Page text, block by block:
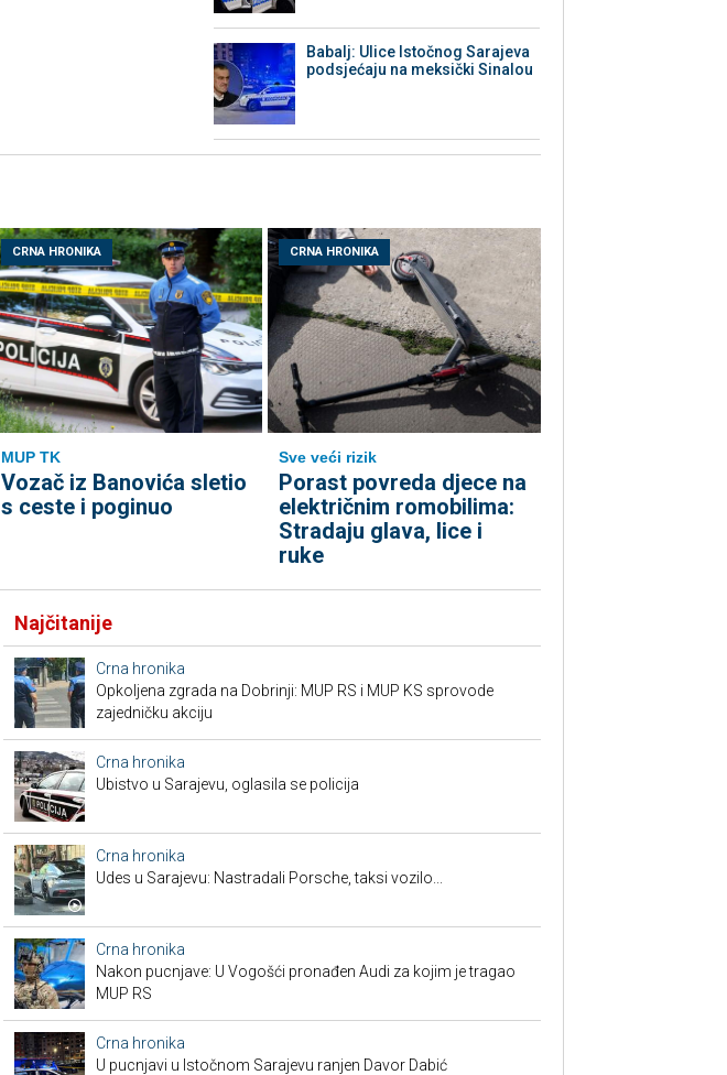
Babalj: Ulice Istočnog Sarajeva
podsjećaju na meksički Sinalou
CRNA HRONIKA
MUP TK
Vozač iz Banovića sletio
s ceste i poginuo
CRNA HRONIKA
Sve veći rizik
Porast povreda djece na
električnim romobilima:
Stradaju glava, lice i
ruke
Najčitanije
Crna hronika
Opkoljena zgrada na Dobrinji: MUP RS i MUP KS sprovode
zajedničku akciju
Crna hronika
Ubistvo u Sarajevu, oglasila se policija
Crna hronika
Udes u Sarajevu: Nastradali Porsche, taksi vozilo...
Crna hronika
Nakon pucnjave: U Vogošći pronađen Audi za kojim je tragao
MUP RS
Crna hronika
U pucnjavi u Istočnom Sarajevu ranjen Davor Dabić